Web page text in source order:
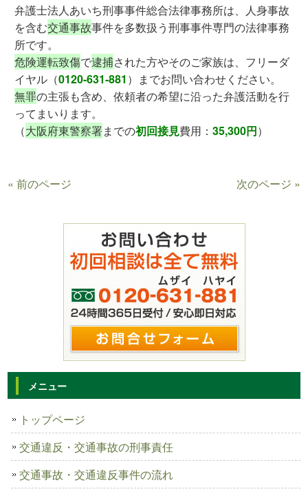
弁護士法人あいち刑事事件総合法律事務所は、人身事故
を含む交通事故事件を多数扱う刑事事件専門の法律事務
所です。
危険運転致傷で逮捕された方やそのご家族は、フリーダ
イヤル（0120-631-881 ）までお問い合わせください。
無罪の主張も含め、依頼者の希望に沿った弁護活動を行
ってまいります。
（大阪府東警察署までの初回接見費用：35,300円）
« 前のページ 次のページ »
メニュー
トップページ
交通違反・交通事故の刑事責任
交通事故・交通違反事件の流れ